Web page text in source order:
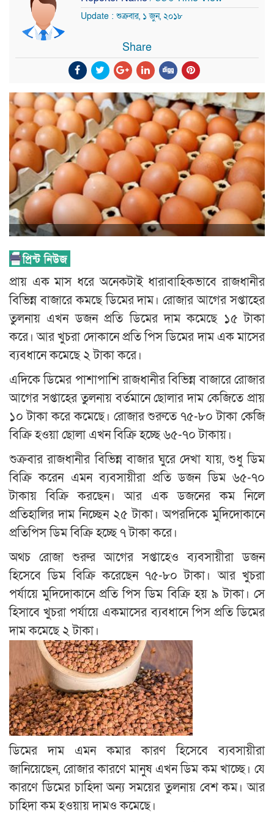
Update : শুক্রবার, ১ জুন, ২০১৮
Share
প্রায় এক মাস ধরে অনেকটাই ধারাবাহিকভাবে রাজধানীর
বিভিন্ন বাজারে কমছে ডিমের দাম। রোজার আগের সপ্তাহের
তুলনায় এখন ডজন প্রতি ডিমের দাম কমেছে ১৫ টাকা
করে। আর খুচরা দোকানে প্রতি পিস ডিমের দাম এক মাসের
ব্যবধানে কমেছে ২ টাকা করে।
এদিকে ডিমের পাশাপাশি রাজধানীর বিভিন্ন বাজারে রোজার
আগের সপ্তাহের তুলনায় বর্তমানে ছোলার দাম কেজিতে প্রায়
১০ টাকা করে কমেছে। রোজার শুরুতে ৭৫-৮০ টাকা কেজি
বিক্রি হওয়া ছোলা এখন বিক্রি হচ্ছে ৬৫-৭০ টাকায়।
শুক্রবার রাজধানীর বিভিন্ন বাজার ঘুরে দেখা যায়, শুধু ডিম
বিক্রি করেন এমন ব্যবসায়ীরা প্রতি ডজন ডিম ৬৫-৭০
টাকায় বিক্রি করছেন। আর এক ডজনের কম নিলে
প্রতিহালির দাম নিচ্ছেন ২৫ টাকা। অপরদিকে মুদিদোকানে
প্রতিপিস ডিম বিক্রি হচ্ছে ৭ টাকা করে।
অথচ রোজা শুরুর আগের সপ্তাহেও ব্যবসায়ীরা ডজন
হিসেবে ডিম বিক্রি করেছেন ৭৫-৮০ টাকা। আর খুচরা
পর্যায়ে মুদিদোকানে প্রতি পিস ডিম বিক্রি হয় ৯ টাকা। সে
হিসাবে খুচরা পর্যায়ে একমাসের ব্যবধানে পিস প্রতি ডিমের
দাম কমেছে ২ টাকা।
ডিমের দাম এমন কমার কারণ হিসেবে ব্যবসায়ীরা
জানিয়েছেন, রোজার কারণে মানুষ এখন ডিম কম খাচ্ছে। যে
কারণে ডিমের চাহিদা অন্য সময়ের তুলনায় বেশ কম। আর
চাহিদা কম হওয়ায় দামও কমেছে।